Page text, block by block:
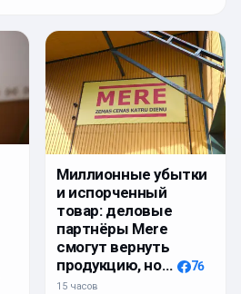
Миллионные убытки
и испорченный
товар: деловые
партнёры Mere
смогут вернуть
продукцию, но…
76
15 часов